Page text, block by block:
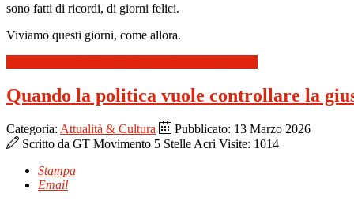
sono fatti di ricordi, di giorni felici.
Viviamo questi giorni, come allora.
Quando la politica vuole controllare la
Categoria: Attualità & Cultura
Pubblicato: 13 Marzo 2026
Scritto da GT Movimento 5 Stelle Acri Visite: 1014
Stampa
Email